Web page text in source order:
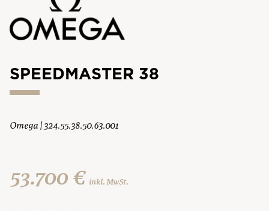
SPEEDMASTER 38
Omega | 324.55.38.50.63.001
53.700 € inkl. MwSt.